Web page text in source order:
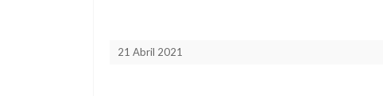
21 Abril 2021